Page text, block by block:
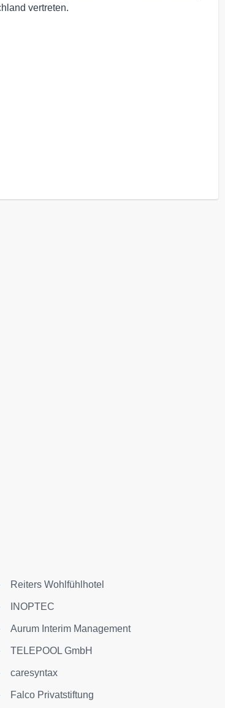
vertreten.
Reiters Wohlfühlhotel
INOPTEC
Aurum Interim Management
TELEPOOL GmbH
caresyntax
Falco Privatstiftung